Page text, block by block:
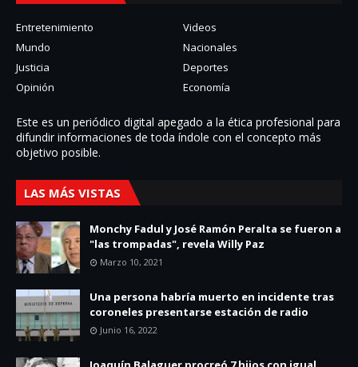
Entretenimiento
Videos
Mundo
Nacionales
Justicia
Deportes
Opinión
Economía
Este es un periódico digital apegado a la ética profesional para
difundir informaciones de toda í­ndole con el concepto más
objetivo posible.
LAS MÁS VISTAS
Monchy Fadul y José Ramón Peralta se fueron a
"las trompadas", revela Willy Paz
Marzo 10, 2021
Una persona habría muerto en incidente tras
coroneles presentarse estación de radio
Junio 16, 2022